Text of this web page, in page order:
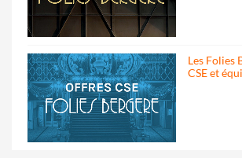
Les Folies
CSE et